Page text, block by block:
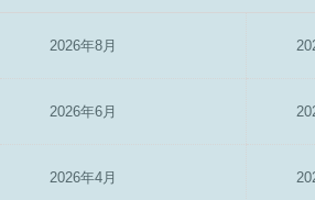
2026年8月
2026年6月
2026年4月